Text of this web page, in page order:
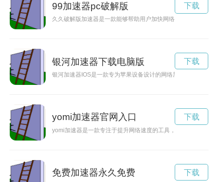
99加速器pc破解版
久久破解版加速器是一款能够帮助用户加快网络速度、畅通网
下载
银河加速器下载电脑版
银河加速器IOS是一款专为苹果设备设计的网络加速工具，能
下载
yomi加速器官网入口
yomi加速器是一款专注于提升网络速度的工具，能够帮助用户
下载
免费加速器永久免费 下载